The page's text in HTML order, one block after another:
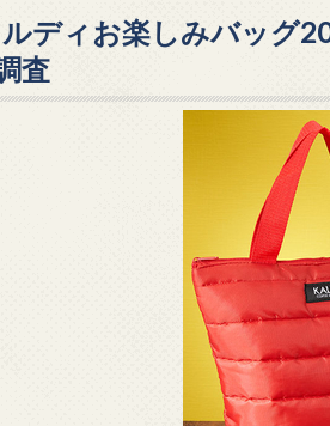
ディお楽しみバッグ
査